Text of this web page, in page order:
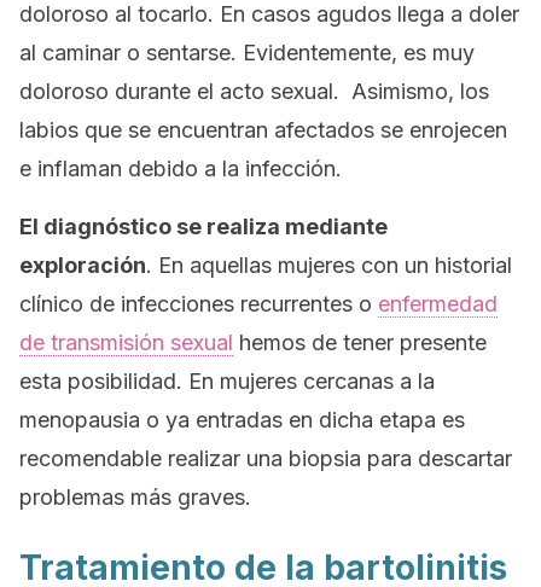
doloroso al tocarlo. En casos agudos llega a doler
al caminar o sentarse. Evidentemente, es muy
doloroso durante el acto sexual. Asimismo, los
labios que se encuentran afectados se enrojecen
e inflaman debido a la infección.
El diagnóstico se realiza mediante
exploración. En aquellas mujeres con un historial
clínico de infecciones recurrentes o enfermedad
de transmisión sexual hemos de tener presente
esta posibilidad. En mujeres cercanas a la
menopausia o ya entradas en dicha etapa es
recomendable realizar una biopsia para descartar
problemas más graves.
Tratamiento de la bartolinitis